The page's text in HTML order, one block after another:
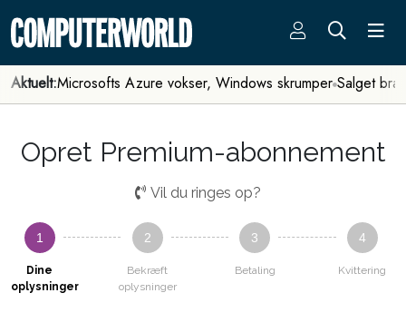
Aktuelt:Microsofts Azure vokser, Windows skrumper Salget
Opret Premium-abonnement
Vil du ringes op?
1
Dine
oplysninger
2
Bekræft
oplysninger
3
Betaling
4
Kvittering